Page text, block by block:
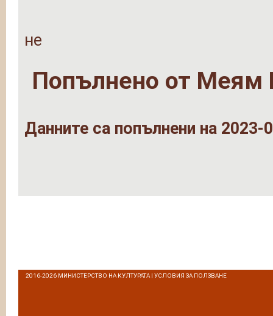
не
Попълнено от Меям
Данните са попълнени на 2023-
2016-2026 МИНИСТЕРСТВО НА КУЛТУРАТА | УСЛОВИЯ ЗА ПОЛЗВАНЕ